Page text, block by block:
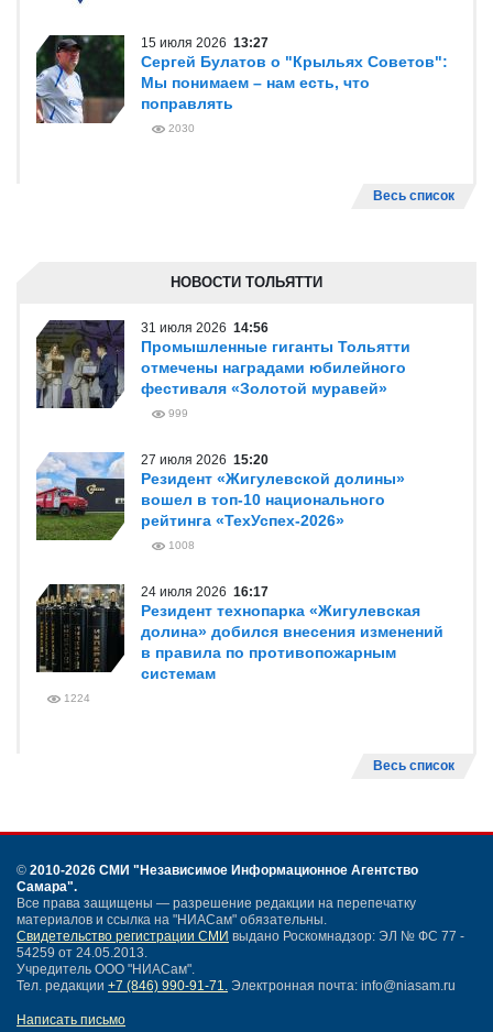
15 июля 2026 13:27
Сергей Булатов о "Крыльях Советов":
Мы понимаем – нам есть, что
поправлять
2030
Весь список
НОВОСТИ ТОЛЬЯТТИ
31 июля 2026 14:56
Промышленные гиганты Тольятти
отмечены наградами юбилейного
фестиваля «Золотой муравей»
999
27 июля 2026 15:20
Резидент «Жигулевской долины»
вошел в топ-10 национального
рейтинга «ТехУспех-2026»
1008
24 июля 2026 16:17
Резидент технопарка «Жигулевская
долина» добился внесения изменений
в правила по противопожарным
системам
1224
Весь список
© 2010-2026 СМИ "Независимое Информационное Агентство
Самара".
Все права защищены — разрешение редакции на перепечатку
материалов и ссылка на "НИАСам" обязательны.
Свидетельство регистрации СМИ выдано Роскомнадзор: ЭЛ № ФС 77 -
54259 от 24.05.2013.
Учредитель ООО "НИАСам".
Тел. редакции +7 (846) 990-91-71. Электронная почта: info@niasam.ru
Написать письмо